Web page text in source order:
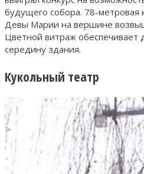
будущего собора. 78-метровая
Девы Марии на вершине
Цветной витраж обеспечивает
середину здания.
Кукольный театр